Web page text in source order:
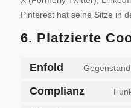
Pinterest hat seine Sitze in
6. Platzierte
Enfold
Complianz